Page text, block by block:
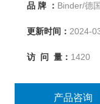
品 牌 ： Binder/德
更新时间： 2024-
访 问 量： 1420
产品咨询